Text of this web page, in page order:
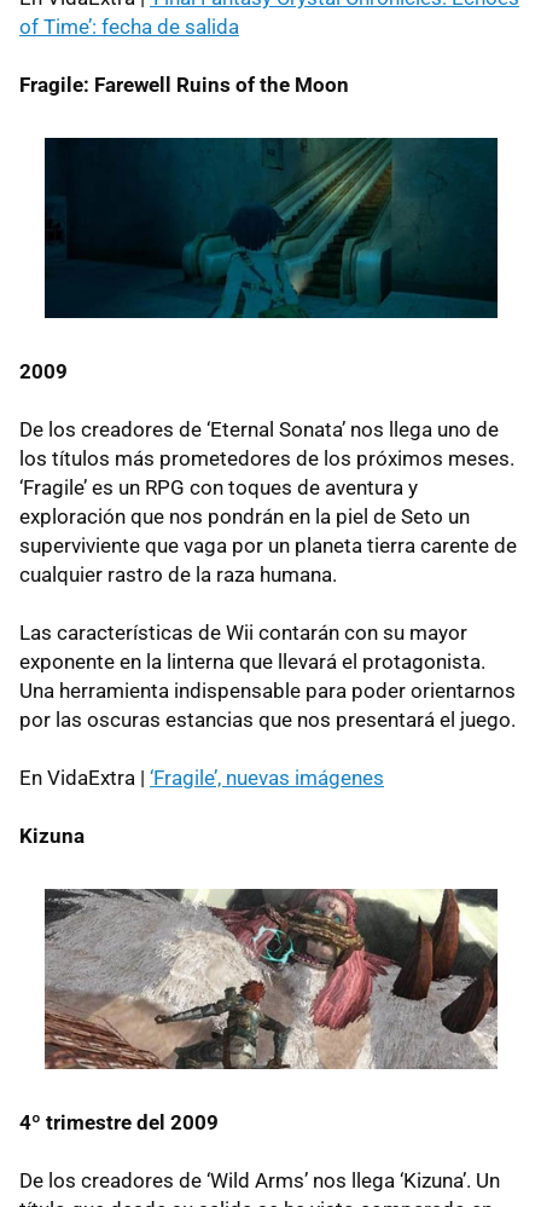
of Time’: fecha de salida
Fragile: Farewell Ruins of the Moon
2009
De los creadores de ‘Eternal Sonata’ nos llega uno de
los títulos más prometedores de los próximos meses.
‘Fragile’ es un RPG con toques de aventura y
exploración que nos pondrán en la piel de Seto un
superviviente que vaga por un planeta tierra carente de
cualquier rastro de la raza humana.
Las características de Wii contarán con su mayor
exponente en la linterna que llevará el protagonista.
Una herramienta indispensable para poder orientarnos
por las oscuras estancias que nos presentará el juego.
En VidaExtra | ‘Fragile’, nuevas imágenes
Kizuna
4º trimestre del 2009
De los creadores de ‘Wild Arms’ nos llega ‘Kizuna’. Un